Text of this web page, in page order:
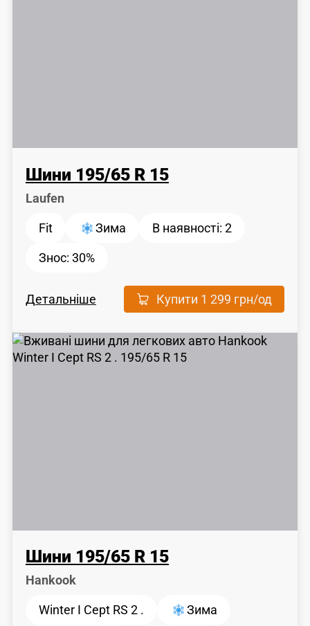
Шини 195/65 R 15
Laufen
Fit Зима В наявності: 2
Знос: 30%
Детальніше Купити 1 299 грн/од
Шини 195/65 R 15
Hankook
Winter I Cept RS 2 . Зима